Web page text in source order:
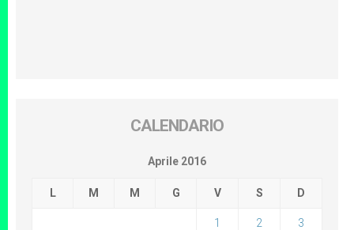
CALENDARIO
Aprile 2016
L M M G V S D
1 2 3